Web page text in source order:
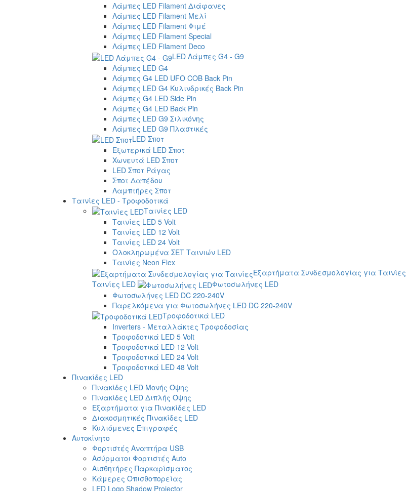
Λάμπες LED Filament Διάφανες
Λάμπες LED Filament Μελί
Λάμπες LED Filament Φιμέ
Λάμπες LED Filament Special
Λάμπες LED Filament Deco
LED Λάμπες G4 - G9
Λάμπες LED G4
Λάμπες G4 LED UFO COB Back Pin
Λάμπες LED G4 Κυλινδρικές Back Pin
Λάμπες G4 LED Side Pin
Λάμπες G4 LED Back Pin
Λάμπες LED G9 Σιλικόνης
Λάμπες LED G9 Πλαστικές
LED Σποτ
Εξωτερικά LED Σποτ
Χωνευτά LED Σποτ
LED Σποτ Ράγας
Σποτ Δαπέδου
Λαμπτήρες Σποτ
Ταινίες LED - Τροφοδοτικά
Ταινίες LED
Ταινίες LED 5 Volt
Ταινίες LED 12 Volt
Ταινίες LED 24 Volt
Ολοκληρωμένα ΣΕΤ Ταινιών LED
Ταινίες Neon Flex
Εξαρτήματα Συνδεσμολογίας για Ταινίες
Ταινίες LED
Φωτοσωλήνες LED
Φωτοσωλήνες LED DC 220-240V
Παρελκόμενα για Φωτοσωλήνες LED DC 220-240V
Τροφοδοτικά LED
Inverters - Μεταλλάκτες Τροφοδοσίας
Τροφοδοτικά LED 5 Volt
Τροφοδοτικά LED 12 Volt
Τροφοδοτικά LED 24 Volt
Τροφοδοτικά LED 48 Volt
Πινακίδες LED
Πινακίδες LED Μονής Όψης
Πινακίδες LED Διπλής Όψης
Εξαρτήματα για Πινακίδες LED
Διακοσμητικές Πινακίδες LED
Κυλιόμενες Επιγραφές
Αυτοκίνητο
Φορτιστές Αναπτήρα USB
Ασύρματοι Φορτιστές Auto
Αισθητήρες Παρκαρίσματος
Κάμερες Οπισθοπορείας
LED Logo Shadow Projector